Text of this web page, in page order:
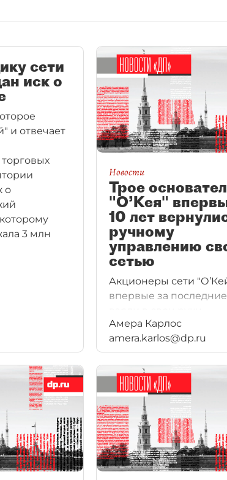
сети
иск о
и отвечает
о
3 млн
Новости
Трое
"О’Кея"
10 лет
ручному
управлению
сетью
Акционеры сети
впервые за последние
оперативное
главным активом.
Собственники
улучшить ситуацию
в компании, которая
демонстрирует
темпы роста среди
продуктовых сетей.
Амера Карлос
amera.karlos@dp.ru